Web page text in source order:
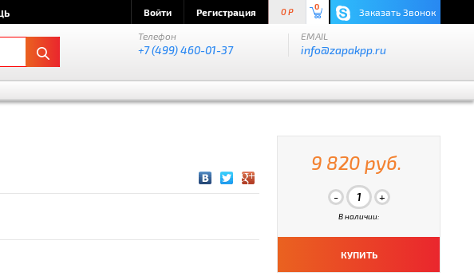
Войти Регистрация 0 P
0 Заказать Звонок
Телефон
+7 (499) 460-01-37
EMAIL
info@zapakpp.ru
9 820 руб.
В наличии:
КУПИТЬ